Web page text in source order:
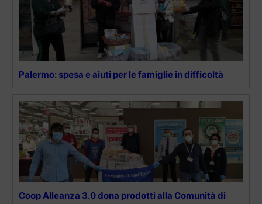
Palermo: spesa e aiuti per le famiglie in difficoltà
Coop Alleanza 3.0 dona prodotti alla Comunità di